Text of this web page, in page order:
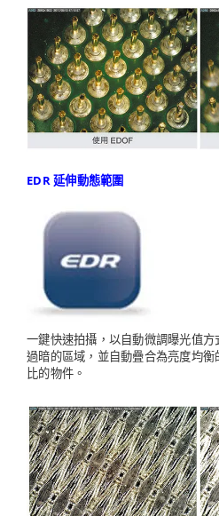
EDR 延伸動態範圍
一鍵快速拍攝，以自動微調曝光值
過暗的區域，並自動疊合為亮度均
比的物件。